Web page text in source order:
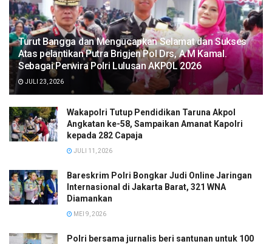
Turut Bangga dan Mengucapkan Selamat dan Sukses
Atas pelantikan Putra Brigjen Pol Drs, A.M Kamal.
Sebagai Perwira Polri Lulusan AKPOL 2026
JULI 23, 2026
Wakapolri Tutup Pendidikan Taruna Akpol
Angkatan ke-58, Sampaikan Amanat Kapolri
kepada 282 Capaja
JULI 11, 2026
Bareskrim Polri Bongkar Judi Online Jaringan
Internasional di Jakarta Barat, 321 WNA
Diamankan
MEI 9, 2026
Polri bersama jurnalis beri santunan untuk 100